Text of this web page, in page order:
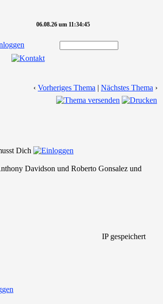
06.08.26 um 11:34:45
‹ Vorheriges Thema | Nächstes Thema ›
Dich
Davidson und Roberto Gonsalez und
IP gespeichert